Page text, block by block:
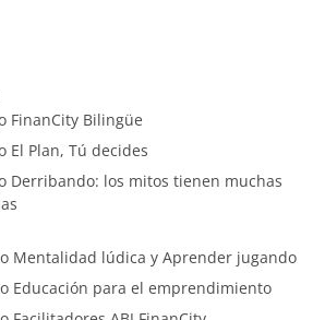
FinanCity Bilingüe
El Plan, Tú decides
Derribando: los mitos tienen muchas
Mentalidad lúdica y Aprender jugando
Educación para el emprendimiento